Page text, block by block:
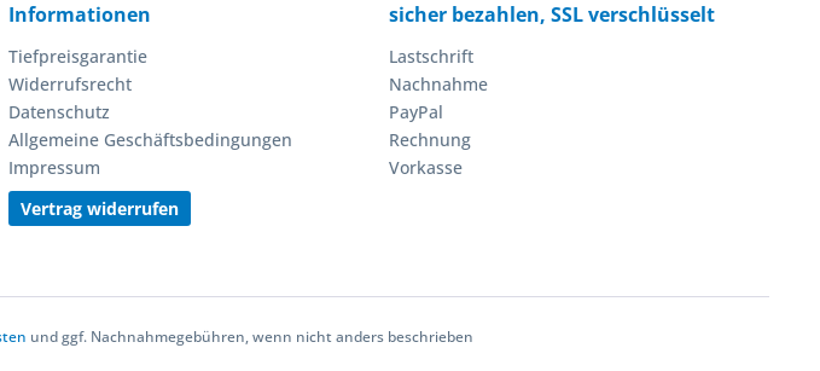
Informationen
Tiefpreisgarantie
Widerrufsrecht
Datenschutz
Allgemeine Geschäftsbedingungen
Impressum
Vertrag widerrufen
sicher bezahlen, SSL verschlüsselt
Lastschrift
Nachnahme
PayPal
Rechnung
Vorkasse
und ggf. Nachnahmegebühren, wenn nicht anders beschrieben